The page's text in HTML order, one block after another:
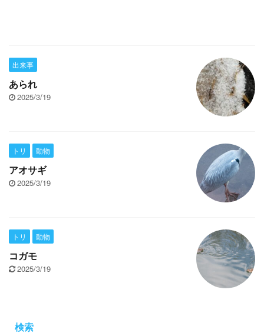
出来事
あられ
2025/3/19
トリ
動物
アオサギ
2025/3/19
トリ
動物
コガモ
2025/3/19
検索